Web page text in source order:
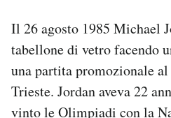
SHOP
CALENDARIO
Il 26 agosto 1985 Michael
tabellone di vetro facendo
una partita promozionale
Trieste. Jordan aveva 22
vinto le Olimpiadi con la